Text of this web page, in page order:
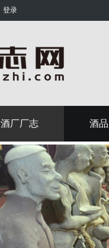
登录
酒厂厂志 酒